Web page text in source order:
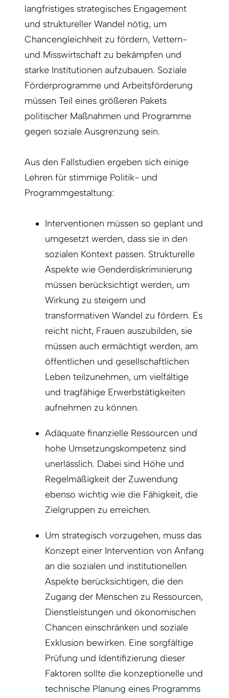
langfristiges strategisches Engagement
und struktureller Wandel nötig, um
Chancengleichheit zu fördern, Vettern-
und Misswirtschaft zu bekämpfen und
starke Institutionen aufzubauen. Soziale
Förderprogramme und Arbeitsförderung
müssen Teil eines größeren Pakets
politischer Maßnahmen und Programme
gegen soziale Ausgrenzung sein.
Aus den Fallstudien ergeben sich einige
Lehren für stimmige Politik- und
Programmgestaltung:
Interventionen müssen so geplant und
umgesetzt werden, dass sie in den
sozialen Kontext passen. Strukturelle
Aspekte wie Genderdiskriminierung
müssen berücksichtigt werden, um
Wirkung zu steigern und
transformativen Wandel zu fördern. Es
reicht nicht, Frauen auszubilden, sie
müssen auch ermächtigt werden, am
öffentlichen und gesellschaftlichen
Leben teilzunehmen, um vielfältige
und tragfähige Erwerbstätigkeiten
aufnehmen zu können.
Adäquate finanzielle Ressourcen und
hohe Umsetzungskompetenz sind
unerlässlich. Dabei sind Höhe und
Regelmäßigkeit der Zuwendung
ebenso wichtig wie die Fähigkeit, die
Zielgruppen zu erreichen.
Um strategisch vorzugehen, muss das
Konzept einer Intervention von Anfang
an die sozialen und institutionellen
Aspekte berücksichtigen, die den
Zugang der Menschen zu Ressourcen,
Dienstleistungen und ökonomischen
Chancen einschränken und soziale
Exklusion bewirken. Eine sorgfältige
Prüfung und Identifizierung dieser
Faktoren sollte die konzeptionelle und
technische Planung eines Programms